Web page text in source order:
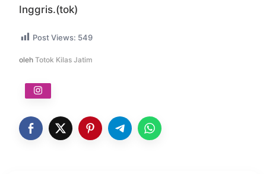
Inggris.(tok)
Post Views: 549
oleh Totok Kilas Jatim